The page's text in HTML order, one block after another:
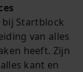
Startblock
van alles
heeft. Zijn
kant en